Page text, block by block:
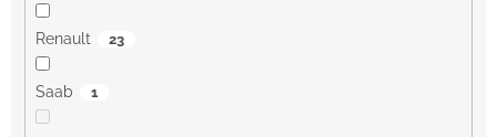
Renault 23
Saab 1